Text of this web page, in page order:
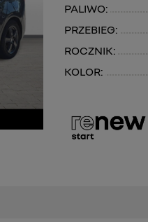
PALIWO:
PRZEBIEG:
ROCZNIK:
KOLOR: